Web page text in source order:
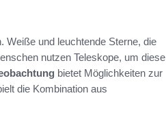
Weiße und leuchtende Sterne, die
nutzen Teleskope, um diese
bietet Möglichkeiten zur
die Kombination aus